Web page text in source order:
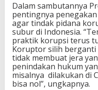
Dalam sambutannya
pentingnya
agar tindak pidana
subur di Indonesia.
praktik korupsi terus
Koruptor silih berganti
tidak membuat jera
penindakan hukum
misalnya dilakukan di
bisa nol”, ungkapnya.